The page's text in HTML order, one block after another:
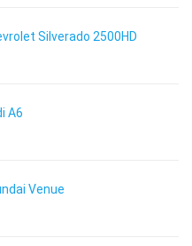
Silverado 2500HD
A6
Venue